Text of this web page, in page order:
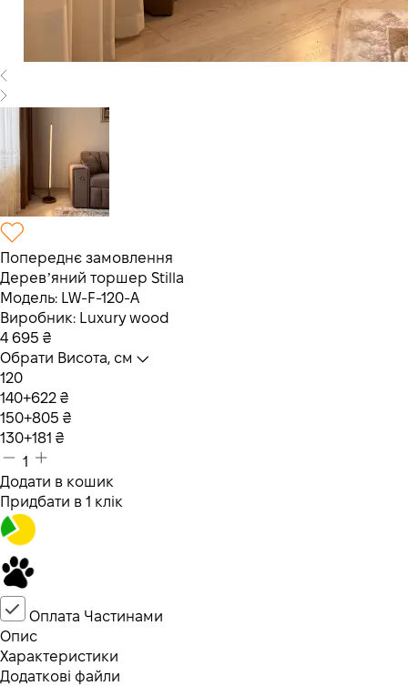
Попереднє замовлення
Деревʼяний торшер Stilla
Модель: LW-F-120-A
Виробник: Luxury wood
4 695 ₴
Обрати Висота, см
120
140+622 ₴
150+805 ₴
130+181 ₴
1
Додати в кошик
Придбати в 1 клік
Оплата Частинами
Опис
Характеристики
Додаткові файли